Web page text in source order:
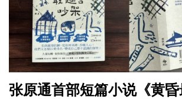
张原通首部短篇小说《黄